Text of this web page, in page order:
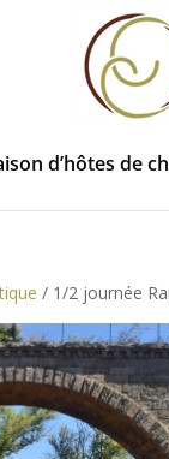
d’hôtes de
/ 1/2 journée